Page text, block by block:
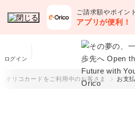
ご請求額やポイン
アプリが便利！
ログイン
クレジットカード
オリコカードをご利用中のお客さま お支